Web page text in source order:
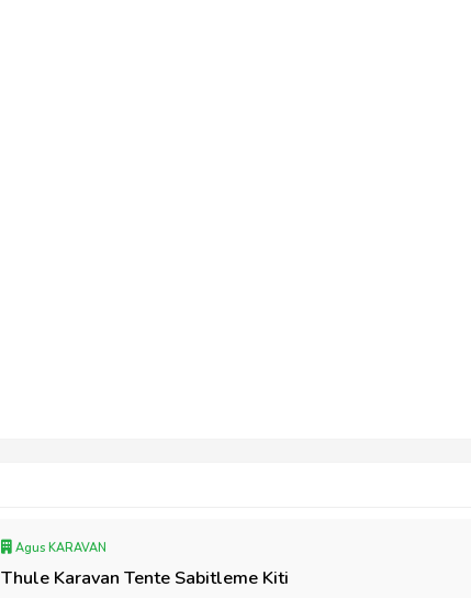
Agus KARAVAN
Thule Karavan Tente Sabitleme Kiti